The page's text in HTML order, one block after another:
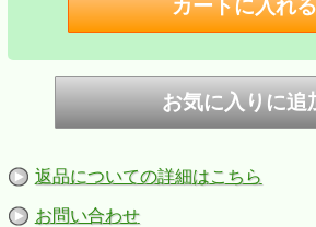
返品についての詳細はこちら
お問い合わせ